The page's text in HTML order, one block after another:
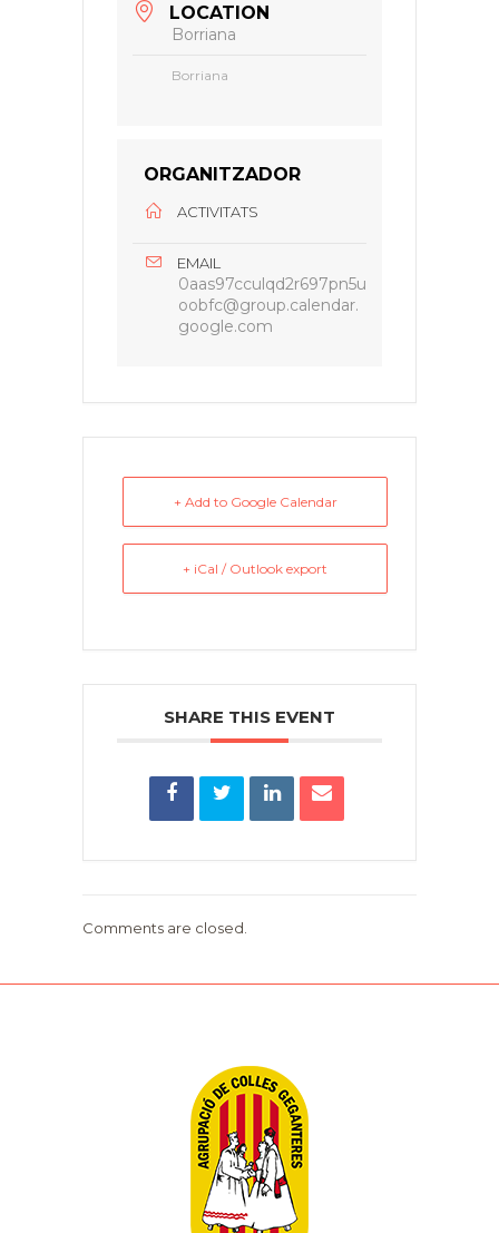
LOCATION
Borriana
Borriana
ORGANITZADOR
ACTIVITATS
EMAIL
0aas97cculqd2r697pn5u
oobfc@group.calendar.
google.com
+ Add to Google Calendar
+ iCal / Outlook export
SHARE THIS EVENT
Comments are closed.